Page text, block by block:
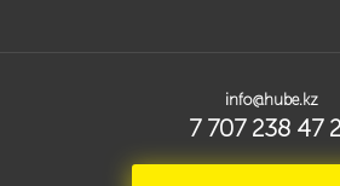
info@hube.kz
7 707 238 47